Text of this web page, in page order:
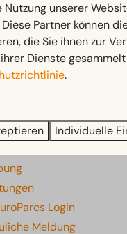
Bezahle sicher
zum Park
LogIn
Meldung
Nutzung unserer
Partner können
die Sie ihnen zur
Dienste
.
Individuelle